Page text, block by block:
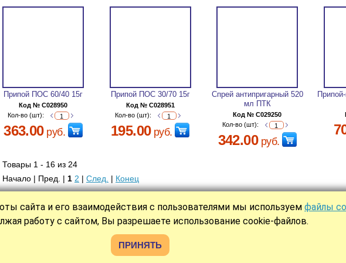
Припой ПОС 60/40 15г
Код № C028950
Кол-во (шт):
363.00руб.
Припой ПОС 30/70 15г
Код № C028951
Кол-во (шт):
195.00руб.
Спрей антипригарный 520
мл ПТК
Код № C029250
Кол-во (шт):
342.00руб.
Товары 1 - 16 из 24
Начало | Пред. | 1 2 | След. | Конец
сайта и его взаимодействия с пользователями мы используем файлы
работу с сайтом, Вы разрешаете использование cookie-файлов.
ПРИНЯТЬ
| СТАТЬИ | НОВОСТИ | О НАС | ОПЛАТА | КОНТАКТЫ
Политика обработки персональных данных
О файлах Cookies